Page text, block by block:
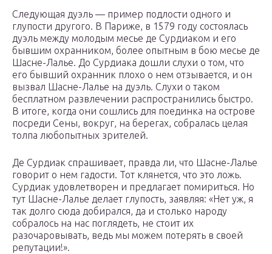
Следующая дуэль — пример подлости одного и
глупости другого. В Париже, в 1579 году состоялась
дуэль между молодым месье де Сурдиаком и его
бывшим охранником, более опытным в бою месье де
Шасне-Лалье. До Сурдиака дошли слухи о том, что
его бывший охранник плохо о нем отзывается, и он
вызвал Шасне-Лалье на дуэль. Слухи о таком
бесплатном развлечении распространились быстро.
В итоге, когда они сошлись для поединка на острове
посреди Сены, вокруг, на берегах, собралась целая
толпа любопытных зрителей.
Де Сурдиак спрашивает, правда ли, что Шасне-Лалье
говорит о нем гадости. Тот клянется, что это ложь.
Сурдиак удовлетворен и предлагает помириться. Но
тут Шасне-Лалье делает глупость, заявляя: «Нет уж, я
так долго сюда добирался, да и столько народу
собралось на нас поглядеть, не стоит их
разочаровывать, ведь мы можем потерять в своей
репутации!».